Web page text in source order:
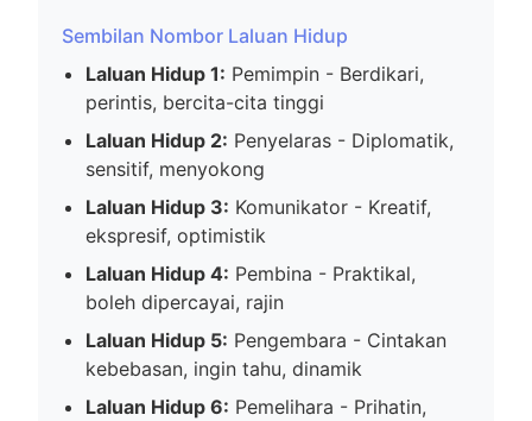
Sembilan Nombor Laluan Hidup
Laluan Hidup 1: Pemimpin - Berdikari,
perintis, bercita-cita tinggi
Laluan Hidup 2: Penyelaras - Diplomatik,
sensitif, menyokong
Laluan Hidup 3: Komunikator - Kreatif,
ekspresif, optimistik
Laluan Hidup 4: Pembina - Praktikal,
boleh dipercayai, rajin
Laluan Hidup 5: Pengembara - Cintakan
kebebasan, ingin tahu, dinamik
Laluan Hidup 6: Pemelihara - Prihatin,